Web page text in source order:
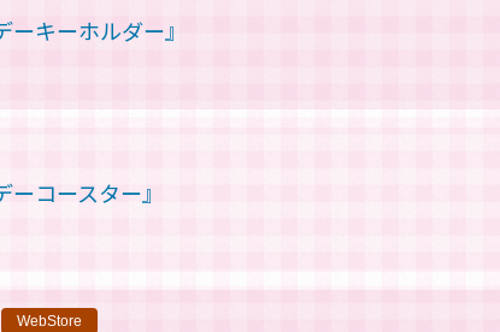
ーキーホルダー』
コースター』
WebStore